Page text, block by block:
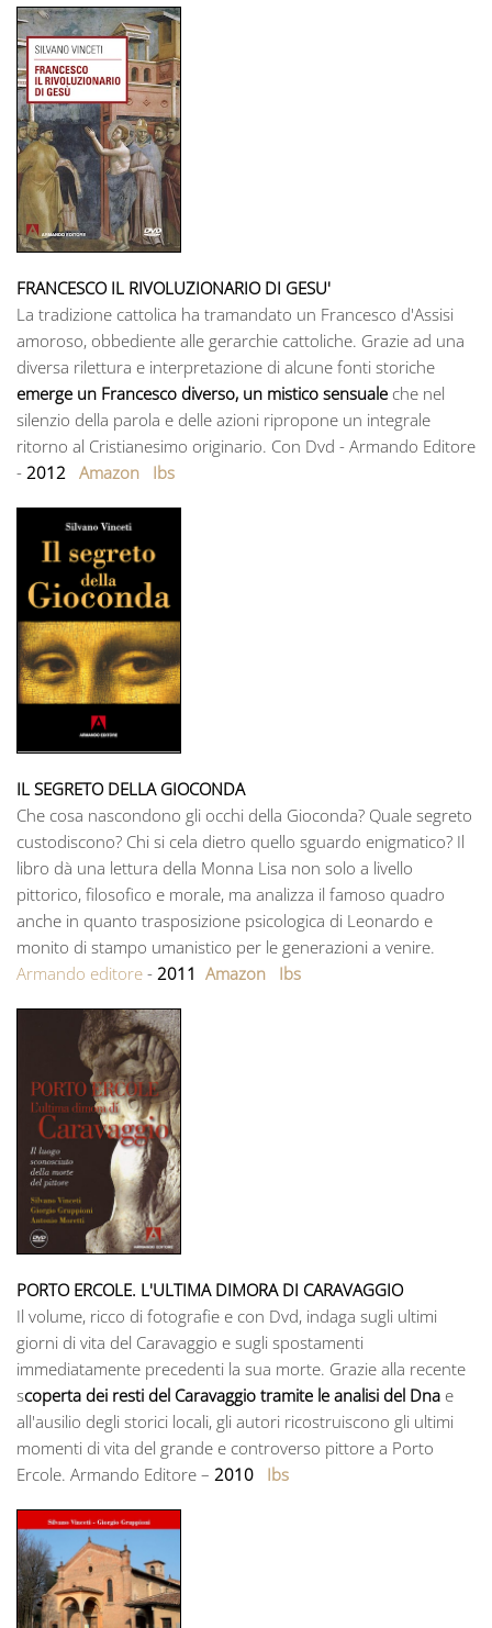
FRANCESCO IL RIVOLUZIONARIO DI GESU'
La tradizione cattolica ha tramandato un Francesco d'Assisi
amoroso, obbediente alle gerarchie cattoliche. Grazie ad una
diversa rilettura e interpretazione di alcune fonti storiche
emerge un Francesco diverso, un mistico sensuale che nel
silenzio della parola e delle azioni ripropone un integrale
ritorno al Cristianesimo originario. Con Dvd - Armando Editore
- 2012 Amazon Ibs
IL SEGRETO DELLA GIOCONDA
Che cosa nascondono gli occhi della Gioconda? Quale segreto
custodiscono? Chi si cela dietro quello sguardo enigmatico? Il
libro dà una lettura della Monna Lisa non solo a livello
pittorico, filosofico e morale, ma analizza il famoso quadro
anche in quanto trasposizione psicologica di Leonardo e
monito di stampo umanistico per le generazioni a venire.
Armando editore - 2011 Amazon Ibs
PORTO ERCOLE. L'ULTIMA DIMORA DI CARAVAGGIO
Il volume, ricco di fotografie e con Dvd, indaga sugli ultimi
giorni di vita del Caravaggio e sugli spostamenti
immediatamente precedenti la sua morte. Grazie alla recente
scoperta dei resti del Caravaggio tramite le analisi del Dna e
all'ausilio degli storici locali, gli autori ricostruiscono gli ultimi
momenti di vita del grande e controverso pittore a Porto
Ercole. Armando Editore – 2010 Ibs